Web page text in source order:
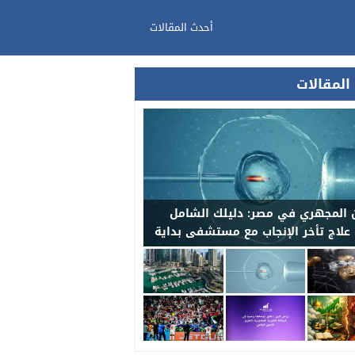
أحدث المقالات
المجهري في مصر: دليلك الشامل
علاج تأخر الإنجاب مع مستشفى بداية